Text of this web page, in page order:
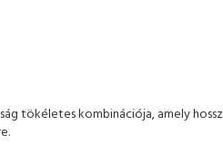
tökéletes kombinációja, amely